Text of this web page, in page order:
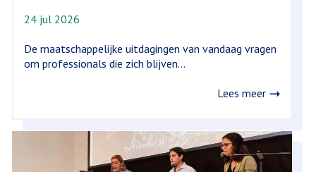
24 jul 2026
De maatschappelijke uitdagingen van vandaag vragen
om professionals die zich blijven...
Lees meer